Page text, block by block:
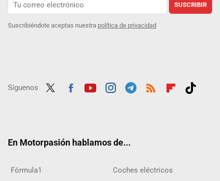
SUSCRIBIR
Suscribiéndote aceptas nuestra política de privacidad
Síguenos
En Motorpasión hablamos de...
Fórmula1 Coches eléctricos